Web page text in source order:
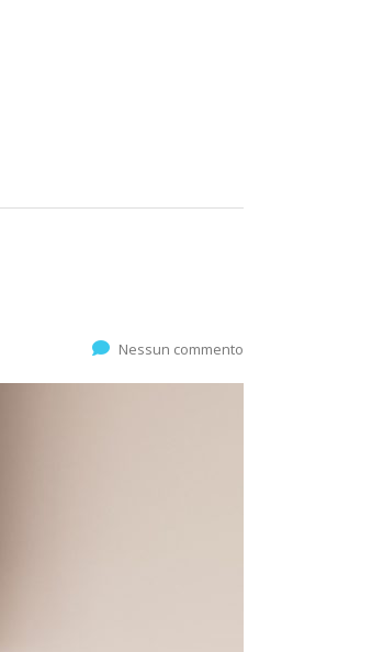
Nessun commento